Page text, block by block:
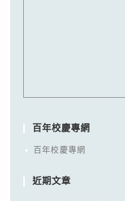
百年校慶專網
百年校慶專網
近期文章